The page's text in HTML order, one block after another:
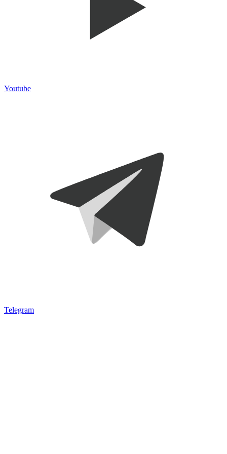
Youtube
Telegram